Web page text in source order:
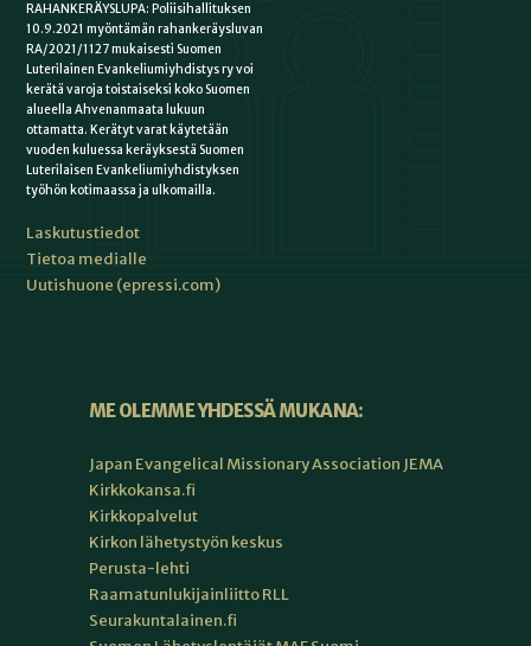
RAHANKERÄYSLUPA: Poliisihallituksen
10.9.2021 myöntämän rahankeräysluvan
RA/2021/1127 mukaisesti Suomen
Luterilainen Evankeliumiyhdistys ry voi
kerätä varoja toistaiseksi koko Suomen
alueella Ahvenanmaata lukuun
ottamatta. Kerätyt varat käytetään
vuoden kuluessa keräyksestä Suomen
Luterilaisen Evankeliumiyhdistyksen
työhön kotimaassa ja ulkomailla.
Laskutustiedot
Tietoa medialle
Uutishuone (epressi.com)
ME OLEMME YHDESSÄ MUKANA:
Japan Evangelical Missionary Association JEMA
Kirkkokansa.fi
Kirkkopalvelut
Kirkon lähetystyön keskus
Perusta-lehti
Raamatunlukijainliitto RLL
Seurakuntalainen.fi